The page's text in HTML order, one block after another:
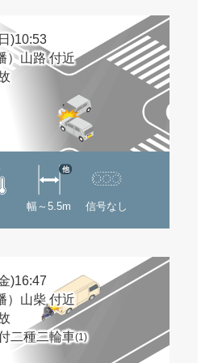
)10:53
）山路 付近
幅～5.5m
他
信号なし
)16:47
）山柴 付近
二種二輪車(1)